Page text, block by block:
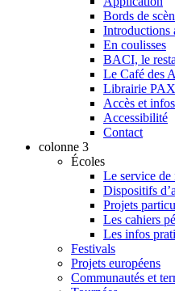
Bords de
Introductions
En coulisses
BACI, le
Le Café des
Librairie PAX
Accès et
Accessibilité
Contact
colonne 3
Écoles
Le service de
Dispositifs
Projets
Les cahiers
Les infos
Festivals
Projets européens
Communautés et